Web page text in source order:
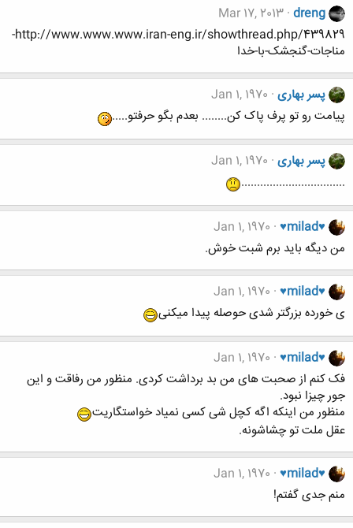
dreng
Mar 17, 2013
http://www.www.www.iran-eng.ir/showthread.php/439829-
مناجات-گنجشک-با-خدا
پسر بهاری Jan 1, 1970
پیامت رو تو پرف پاک کن........ بعدم بگو حرفتو.....
پسر بهاری Jan 1, 1970
.................................
♥milad♥
Jan 1, 1970
من دیگه باید برم شبت خوش.
♥milad♥
Jan 1, 1970
ی خورده بزرگتر شدی حوصله پیدا میکنی
♥milad♥
Jan 1, 1970
فک کنم از صحبت های من بد برداشت کردی. منظور من رفاقت و این
جور چیزا نبود.
منظور من اینکه اگه کچل شی کسی نمیاد خواستگاریت
عقل ملت تو چشاشونه.
♥milad♥
Jan 1, 1970
منم جدی گفتم!